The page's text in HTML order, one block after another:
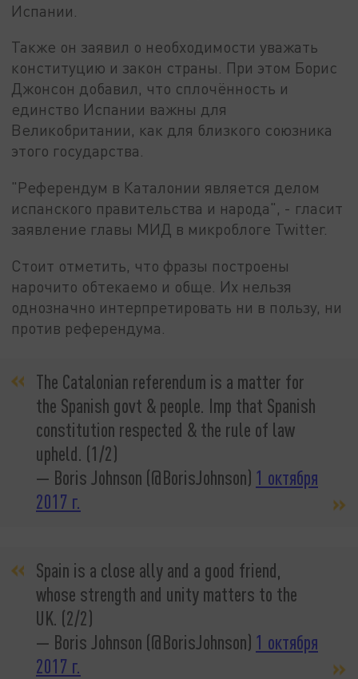
Испании.
Также он заявил о необходимости уважать
конституцию и закон страны. При этом Борис
Джонсон добавил, что сплочённость и
единство Испании важны для
Великобритании, как для близкого союзника
этого государства.
"Референдум в Каталонии является делом
испанского правительства и народа", - гласит
заявление главы МИД в микроблоге Twitter.
Стоит отметить, что фразы построены
нарочито обтекаемо и обще. Их нельзя
однозначно интерпретировать ни в пользу, ни
против референдума.
The Catalonian referendum is a matter for
the Spanish govt & people. Imp that Spanish
constitution respected & the rule of law
upheld. (1/2)
— Boris Johnson (@BorisJohnson) 1 октября
2017 г.
Spain is a close ally and a good friend,
whose strength and unity matters to the
UK. (2/2)
— Boris Johnson (@BorisJohnson) 1 октября
2017 г.